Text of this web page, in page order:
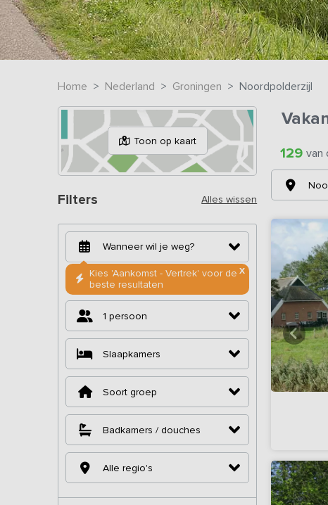
Home Nederland Groningen Noordpolderzijl
Toon op kaart
Filters Alles wissen
X
Kies 'Aankomst - Vertrek' voor de
beste resultaten
1 persoon
Slaapkamers
Soort groep
Badkamers / douches
Alle regio's
129 van